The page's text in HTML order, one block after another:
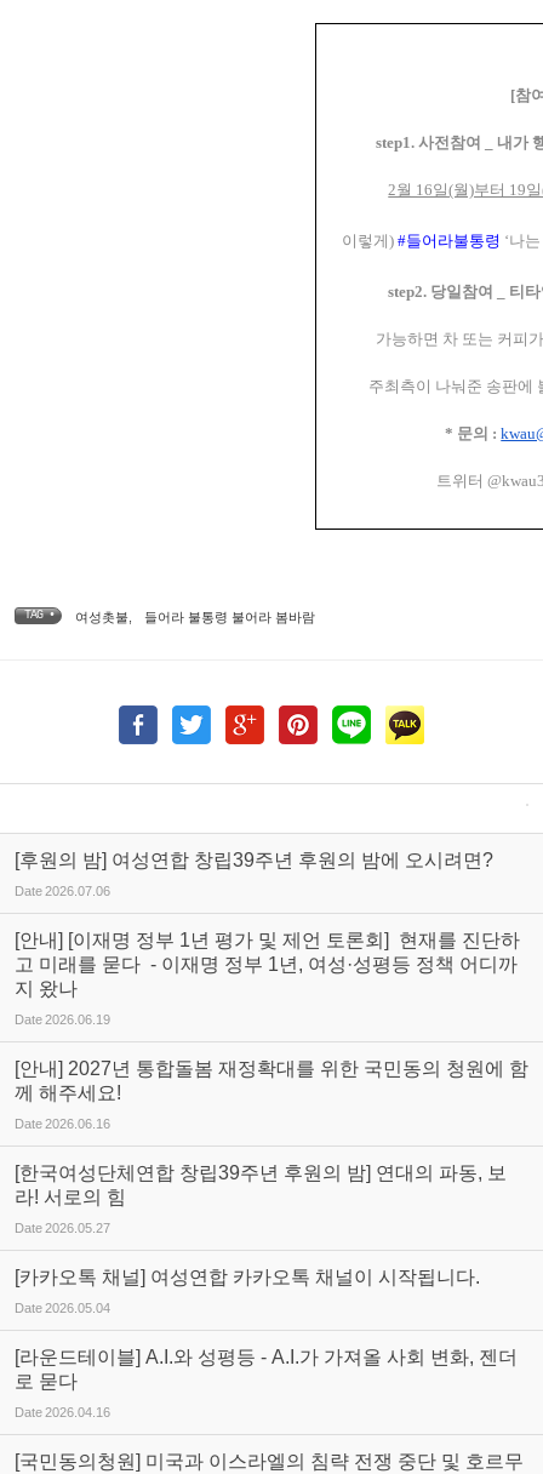
[참
step1. 사전참여 _ 내가
2월 16일(월)부터 19
이렇게) #들어라불통령 ‘나
step2. 당일참여 _ 티
가능하면 차 또는 커피
주최측이 나눠준 송판에
* 문의 :
트위터
TAG • 여성촛불 들어라 불통령 불어라 봄바람
[후원의 밤] 여성연합 창립39주년 후원의 밤에 오시려면?
Date2026.07.06
[안내] [이재명 정부 1년 평가 및 제언 토론회] 현재를 진단하
고 미래를 묻다 - 이재명 정부 1년, 여성·성평등 정책 어디까
지 왔나
Date2026.06.19
[안내] 2027년 통합돌봄 재정확대를 위한 국민동의 청원에 함
께 해주세요!
Date2026.06.16
[한국여성단체연합 창립39주년 후원의 밤] 연대의 파동, 보
라! 서로의 힘
Date2026.05.27
[카카오톡 채널] 여성연합 카카오톡 채널이 시작됩니다.
Date2026.05.04
[라운드테이블] A.I.와 성평등 - A.I.가 가져올 사회 변화, 젠더
로 묻다
Date2026.04.16
[국민동의청원] 미국과 이스라엘의 침략 전쟁 중단 및 호르무